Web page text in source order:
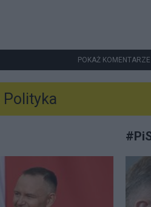
POKAŻ
Polityka
#